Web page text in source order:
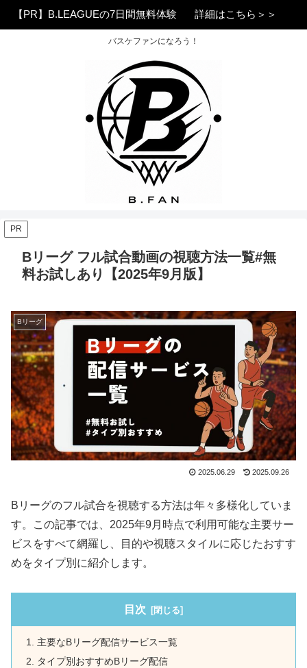
【PR】B.LEAGUEの7日間無料体験 詳細はこちら＞＞
バスケファンになろう！
PR
Bリーグ フル試合動画の視聴方法一覧#無
料お試しあり【2025年9月版】
Bリーグ
2025.06.29 2025.09.26
Bリーグのフル試合を視聴する方法は年々多様化していま
す。この記事では、2025年9月時点で利用可能な主要サー
ビスをすべて網羅し、目的や視聴スタイルに応じたおすす
めをタイプ別に紹介します。
目次
主要なBリーグ配信サービス一覧
タイプ別おすすめBリーグ配信